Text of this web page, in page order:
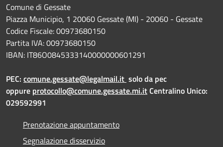
Comune di Gessate
Piazza Municipio, 1 20060 Gessate (MI) - 20060 - Gessate
Codice Fiscale: 00973680150
Partita IVA: 00973680150
IBAN: IT86O0845333140000000601291
PEC: comune.gessate@legalmail.it solo da pec
oppure protocollo@comune.gessate.mi.itCentralino Unico:
029592991
Prenotazione appuntamento
Segnalazione disservizio